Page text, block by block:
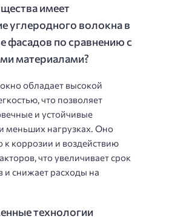
имеет
углеродного волокна в
фасадов по сравнению с
материалами?
обладает высокой
что позволяет
и устойчивые
меньших нагрузках. Оно
к коррозии и воздействию
что увеличивает срок
снижает расходы на
технологии